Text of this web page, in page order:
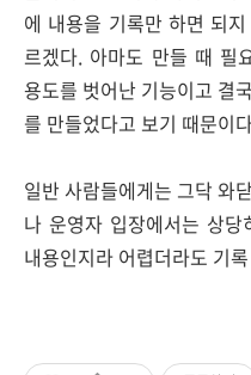
에 내용을 기록만 하면 되
르겠다. 아마도 만들 때 필
용도를 벗어난 기능이고 결
를 만들었다고 보기 때문이
일반 사람들에게는 그닥 와
나 운영자 입장에서는 상
내용인지라 어렵더라도 기